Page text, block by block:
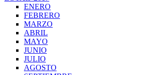
ENERO
FEBRERO
MARZO
ABRIL
MAYO
JUNIO
JULIO
AGOSTO